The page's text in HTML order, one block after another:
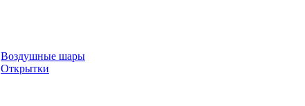
Воздушные шары
Открытки